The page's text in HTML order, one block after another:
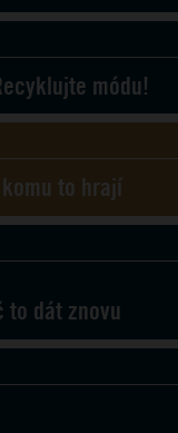
módu!
to hrají
to dát znovu